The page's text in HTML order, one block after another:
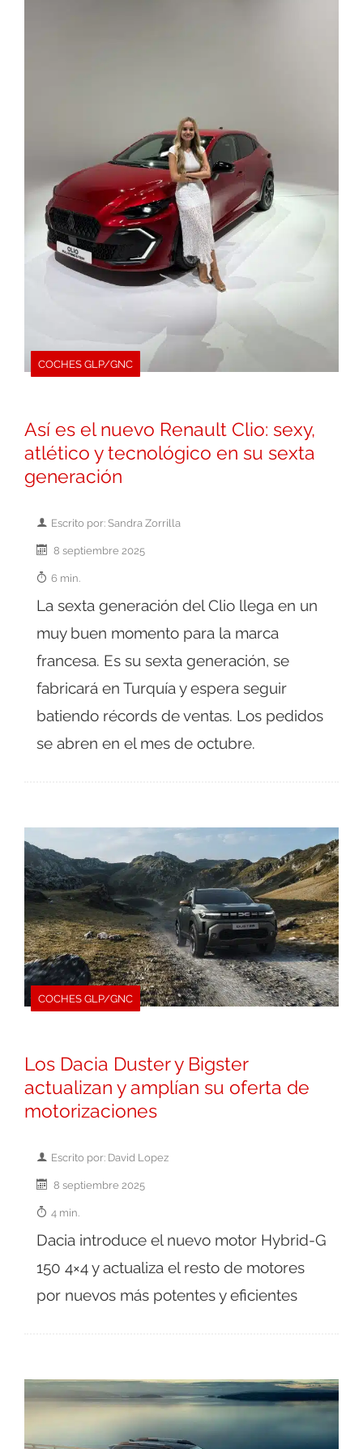
COCHES GLP/GNC
Así es el nuevo Renault Clio: sexy,
atlético y tecnológico en su sexta
generación
Escrito por: Sandra Zorrilla
8 septiembre 2025
6 min.
La sexta generación del Clio llega en un
muy buen momento para la marca
francesa. Es su sexta generación, se
fabricará en Turquía y espera seguir
batiendo récords de ventas. Los pedidos
se abren en el mes de octubre.
COCHES GLP/GNC
Los Dacia Duster y Bigster
actualizan y amplían su oferta de
motorizaciones
Escrito por: David Lopez
8 septiembre 2025
4 min.
Dacia introduce el nuevo motor Hybrid-G
150 4×4 y actualiza el resto de motores
por nuevos más potentes y eficientes